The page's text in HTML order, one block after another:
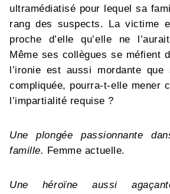
ultramédiatisé pour lequel sa
rang des suspects. La victime
proche d’elle qu’elle ne
Même ses collègues se méfient
l’ironie est aussi mordante
compliquée, pourra-t-elle mener
l’impartialité requise ?
Une plongée passionnante
famille. Femme actuelle.
Une héroïne aussi